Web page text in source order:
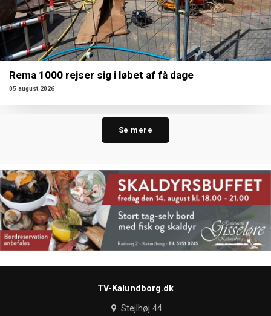
Rema 1000 rejser sig i løbet af få dage
05 august 2026
Se mere
TV-Kalundborg.dk
Stejlhøj 44